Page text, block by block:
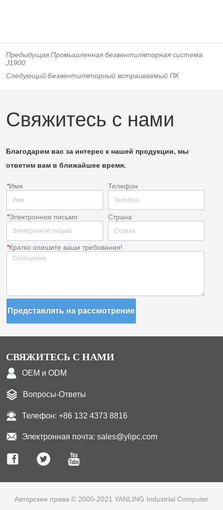
Предыдущая:Промышленная безвентиляторная система
J1900
Следующий:Безвентиляторный встраиваемый ПК
Свяжитесь с нами
Благодарим вас за интерес к нашей продукции, мы
ответим вам в ближайшее время.
*Имя Телефон
*Электронное письмо Страна
*Кратко опишите ваши требования!
Представлять на рассмотрение
СВЯЖИТЕСЬ С НАМИ
OEM и ODM
Вопросы-Ответы
Телефон: +86 132 4373 8816
Электронная почта: sales@ylipc.com
Авторские права © 2000-2021 YANLING Industrial Computer